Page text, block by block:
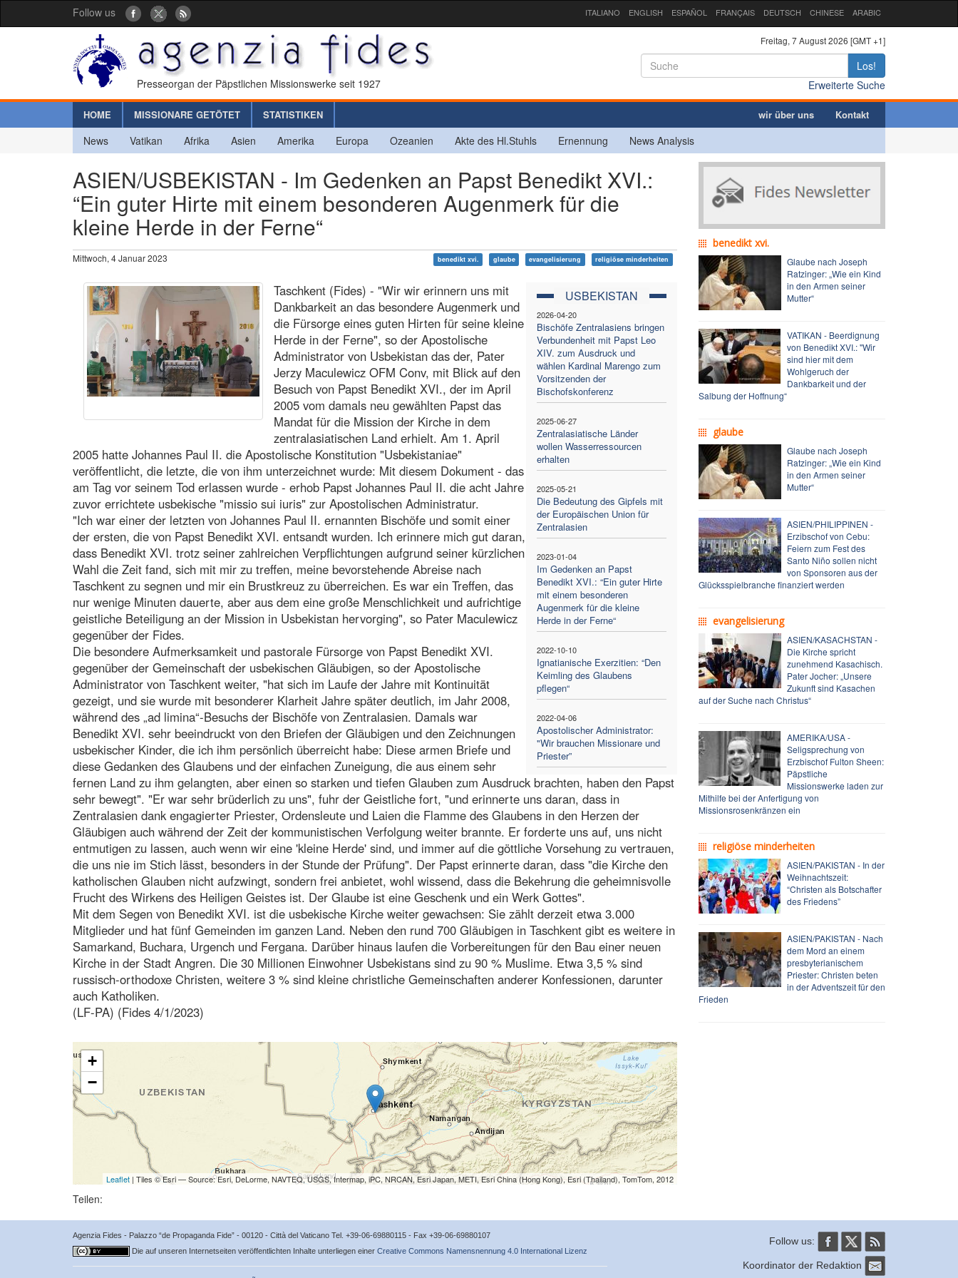
Follow us ITALIANO ENGLISH ESPAÑOL FRANÇAIS DEUTSCH CHINESE ARABIC
Presseorgan der Päpstlichen Missionswerke seit 1927
Freitag, 7 August 2026 [GMT +1]
Los!
Erweiterte Suche
HOME MISSIONARE GETÖTET STATISTIKEN wir über uns Kontakt
News Vatikan Afrika Asien Amerika Europa Ozeanien Akte des Hl.Stuhls Ernennung News Analysis
ASIEN/USBEKISTAN - Im Gedenken an Papst Benedikt XVI.:
“Ein guter Hirte mit einem besonderen Augenmerk für die
kleine Herde in der Ferne“
Mittwoch, 4 Januar 2023 benedikt xvi. glaube evangelisierung religiöse minderheiten
USBEKISTAN
2026-04-20
Bischöfe Zentralasiens bringen
Verbundenheit mit Papst Leo
XIV. zum Ausdruck und
wählen Kardinal Marengo zum
Vorsitzenden der
Bischofskonferenz
2025-06-27
Zentralasiatische Länder
wollen Wasserressourcen
erhalten
2025-05-21
Die Bedeutung des Gipfels mit
der Europäischen Union für
Zentralasien
2023-01-04
Im Gedenken an Papst
Benedikt XVI.: “Ein guter Hirte
mit einem besonderen
Augenmerk für die kleine
Herde in der Ferne“
2022-10-10
Ignatianische Exerzitien: “Den
Keimling des Glaubens
pflegen“
2022-04-06
Apostolischer Administrator:
"Wir brauchen Missionare und
Priester”
Taschkent (Fides) - "Wir wir erinnern uns mit
Dankbarkeit an das besondere Augenmerk und
die Fürsorge eines guten Hirten für seine kleine
Herde in der Ferne", so der Apostolische
Administrator von Usbekistan das der, Pater
Jerzy Maculewicz OFM Conv, mit Blick auf den
Besuch von Papst Benedikt XVI., der im April
2005 vom damals neu gewählten Papst das
Mandat für die Mission der Kirche in dem
zentralasiatischen Land erhielt. Am 1. April
2005 hatte Johannes Paul II. die Apostolische Konstitution "Usbekistaniae"
veröffentlicht, die letzte, die von ihm unterzeichnet wurde: Mit diesem Dokument - das
am Tag vor seinem Tod erlassen wurde - erhob Papst Johannes Paul II. die acht Jahre
zuvor errichtete usbekische "missio sui iuris" zur Apostolischen Administratur.
"Ich war einer der letzten von Johannes Paul II. ernannten Bischöfe und somit einer
der ersten, die von Papst Benedikt XVI. entsandt wurden. Ich erinnere mich gut daran,
dass Benedikt XVI. trotz seiner zahlreichen Verpflichtungen aufgrund seiner kürzlichen
Wahl die Zeit fand, sich mit mir zu treffen, meine bevorstehende Abreise nach
Taschkent zu segnen und mir ein Brustkreuz zu überreichen. Es war ein Treffen, das
nur wenige Minuten dauerte, aber aus dem eine große Menschlichkeit und aufrichtige
geistliche Beteiligung an der Mission in Usbekistan hervorging", so Pater Maculewicz
gegenüber der Fides.
Die besondere Aufmerksamkeit und pastorale Fürsorge von Papst Benedikt XVI.
gegenüber der Gemeinschaft der usbekischen Gläubigen, so der Apostolische
Administrator von Taschkent weiter, "hat sich im Laufe der Jahre mit Kontinuität
gezeigt, und sie wurde mit besonderer Klarheit Jahre später deutlich, im Jahr 2008,
während des „ad limina“-Besuchs der Bischöfe von Zentralasien. Damals war
Benedikt XVI. sehr beeindruckt von den Briefen der Gläubigen und den Zeichnungen
usbekischer Kinder, die ich ihm persönlich überreicht habe: Diese armen Briefe und
diese Gedanken des Glaubens und der einfachen Zuneigung, die aus einem sehr
fernen Land zu ihm gelangten, aber einen so starken und tiefen Glauben zum Ausdruck brachten, haben den Papst
sehr bewegt". "Er war sehr brüderlich zu uns", fuhr der Geistliche fort, "und erinnerte uns daran, dass in
Zentralasien dank engagierter Priester, Ordensleute und Laien die Flamme des Glaubens in den Herzen der
Gläubigen auch während der Zeit der kommunistischen Verfolgung weiter brannte. Er forderte uns auf, uns nicht
entmutigen zu lassen, auch wenn wir eine 'kleine Herde' sind, und immer auf die göttliche Vorsehung zu vertrauen,
die uns nie im Stich lässt, besonders in der Stunde der Prüfung". Der Papst erinnerte daran, dass "die Kirche den
katholischen Glauben nicht aufzwingt, sondern frei anbietet, wohl wissend, dass die Bekehrung die geheimnisvolle
Frucht des Wirkens des Heiligen Geistes ist. Der Glaube ist eine Geschenk und ein Werk Gottes".
Mit dem Segen von Benedikt XVI. ist die usbekische Kirche weiter gewachsen: Sie zählt derzeit etwa 3.000
Mitglieder und hat fünf Gemeinden im ganzen Land. Neben den rund 700 Gläubigen in Taschkent gibt es weitere in
Samarkand, Buchara, Urgench und Fergana. Darüber hinaus laufen die Vorbereitungen für den Bau einer neuen
Kirche in der Stadt Angren. Die 30 Millionen Einwohner Usbekistans sind zu 90 % Muslime. Etwa 3,5 % sind
russisch-orthodoxe Christen, weitere 3 % sind kleine christliche Gemeinschaften anderer Konfessionen, darunter
auch Katholiken.
(LF-PA) (Fides 4/1/2023)
+
−
Leaflet| Tiles © Esri — Source: Esri, DeLorme, NAVTEQ, USGS, Intermap, iPC, NRCAN, Esri Japan, METI, Esri China (Hong Kong), Esri (Thailand), TomTom, 2012
Teilen:
benedikt xvi.
Glaube nach Joseph
Ratzinger: „Wie ein Kind
in den Armen seiner
Mutter“
VATIKAN - Beerdignung
von Benedikt XVI.: "Wir
sind hier mit dem
Wohlgeruch der
Dankbarkeit und der
Salbung der Hoffnung“
glaube
Glaube nach Joseph
Ratzinger: „Wie ein Kind
in den Armen seiner
Mutter“
ASIEN/PHILIPPINEN -
Erzibschof von Cebu:
Feiern zum Fest des
Santo Niño sollen nicht
von Sponsoren aus der
Glücksspielbranche finanziert werden
evangelisierung
ASIEN/KASACHSTAN -
Die Kirche spricht
zunehmend Kasachisch.
Pater Jocher: „Unsere
Zukunft sind Kasachen
auf der Suche nach Christus“
AMERIKA/USA -
Seligsprechung von
Erzbischof Fulton Sheen:
Päpstliche
Missionswerke laden zur
Mithilfe bei der Anfertigung von
Missionsrosenkränzen ein
religiöse minderheiten
ASIEN/PAKISTAN - In der
Weihnachtszeit:
“Christen als Botschafter
des Friedens”
ASIEN/PAKISTAN - Nach
dem Mord an einem
presbyterianischem
Priester: Christen beten
in der Adventszeit für den
Frieden
Agenzia Fides - Palazzo “de Propaganda Fide” - 00120 - Città del Vaticano Tel. +39-06-69880115 - Fax +39-06-69880107
Die auf unseren Internetseiten veröffentlichten Inhalte unterliegen einer Creative Commons Namensnennung 4.0 International Lizenz
Follow us:
Koordinator der Redaktion